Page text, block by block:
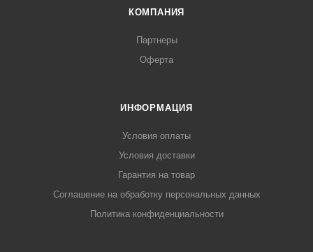
КОМПАНИЯ
Партнеры
Оферта
ИНФОРМАЦИЯ
Условия оплаты
Условия доставки
Гарантия на товар
Соглашение на обработку персональных данных
Политика конфиденциальности